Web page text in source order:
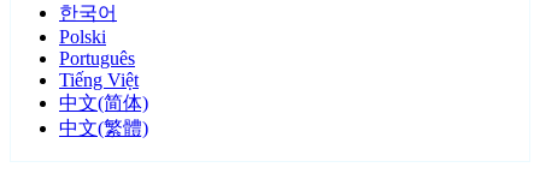
한국어
Polski
Português
Tiếng Việt
中文(简体)
中文(繁體)